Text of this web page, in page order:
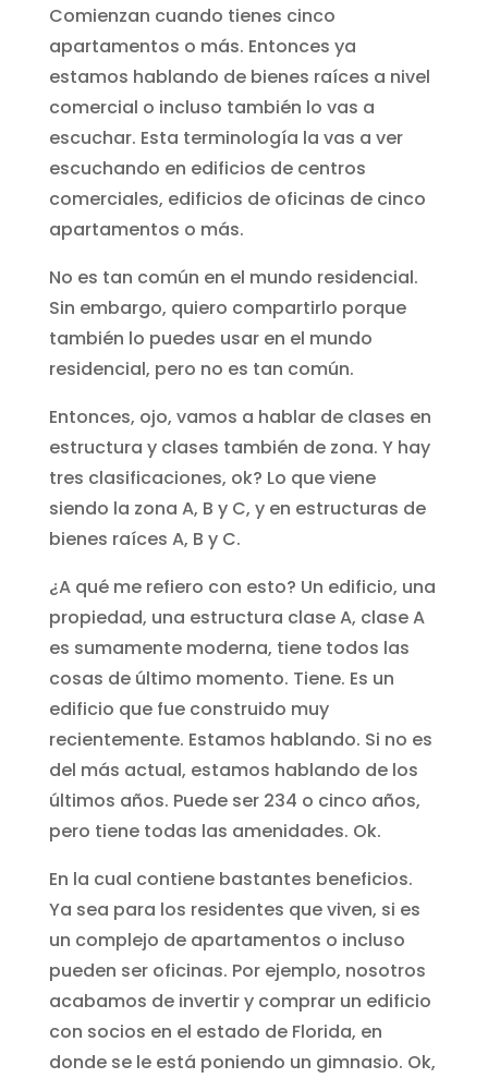
Comienzan cuando tienes cinco
apartamentos o más. Entonces ya
estamos hablando de bienes raíces a nivel
comercial o incluso también lo vas a
escuchar. Esta terminología la vas a ver
escuchando en edificios de centros
comerciales, edificios de oficinas de cinco
apartamentos o más.
No es tan común en el mundo residencial.
Sin embargo, quiero compartirlo porque
también lo puedes usar en el mundo
residencial, pero no es tan común.
Entonces, ojo, vamos a hablar de clases en
estructura y clases también de zona. Y hay
tres clasificaciones, ok? Lo que viene
siendo la zona A, B y C, y en estructuras de
bienes raíces A, B y C.
¿A qué me refiero con esto? Un edificio, una
propiedad, una estructura clase A, clase A
es sumamente moderna, tiene todos las
cosas de último momento. Tiene. Es un
edificio que fue construido muy
recientemente. Estamos hablando. Si no es
del más actual, estamos hablando de los
últimos años. Puede ser 234 o cinco años,
pero tiene todas las amenidades. Ok.
En la cual contiene bastantes beneficios.
Ya sea para los residentes que viven, si es
un complejo de apartamentos o incluso
pueden ser oficinas. Por ejemplo, nosotros
acabamos de invertir y comprar un edificio
con socios en el estado de Florida, en
donde se le está poniendo un gimnasio. Ok,